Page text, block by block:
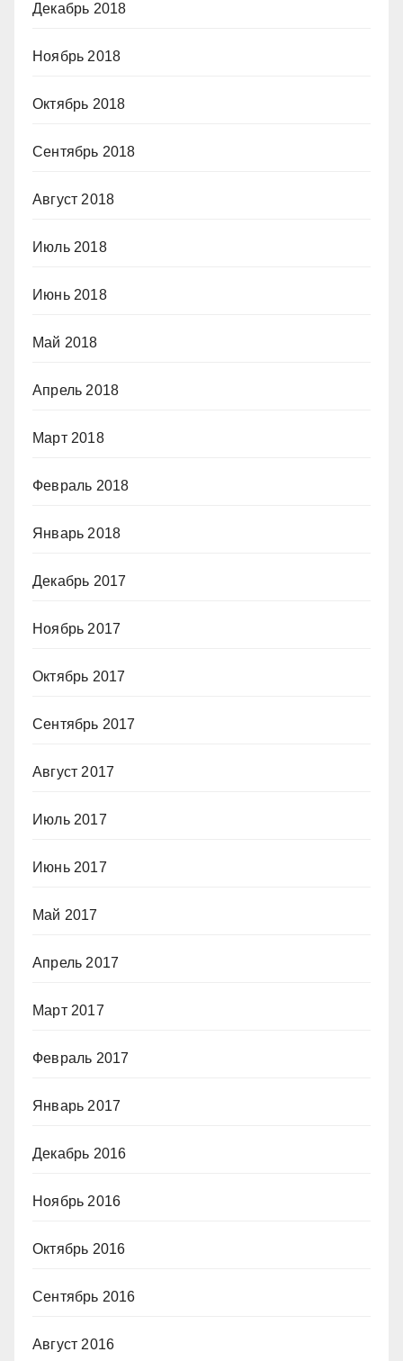
Декабрь 2018
Ноябрь 2018
Октябрь 2018
Сентябрь 2018
Август 2018
Июль 2018
Июнь 2018
Май 2018
Апрель 2018
Март 2018
Февраль 2018
Январь 2018
Декабрь 2017
Ноябрь 2017
Октябрь 2017
Сентябрь 2017
Август 2017
Июль 2017
Июнь 2017
Май 2017
Апрель 2017
Март 2017
Февраль 2017
Январь 2017
Декабрь 2016
Ноябрь 2016
Октябрь 2016
Сентябрь 2016
Август 2016